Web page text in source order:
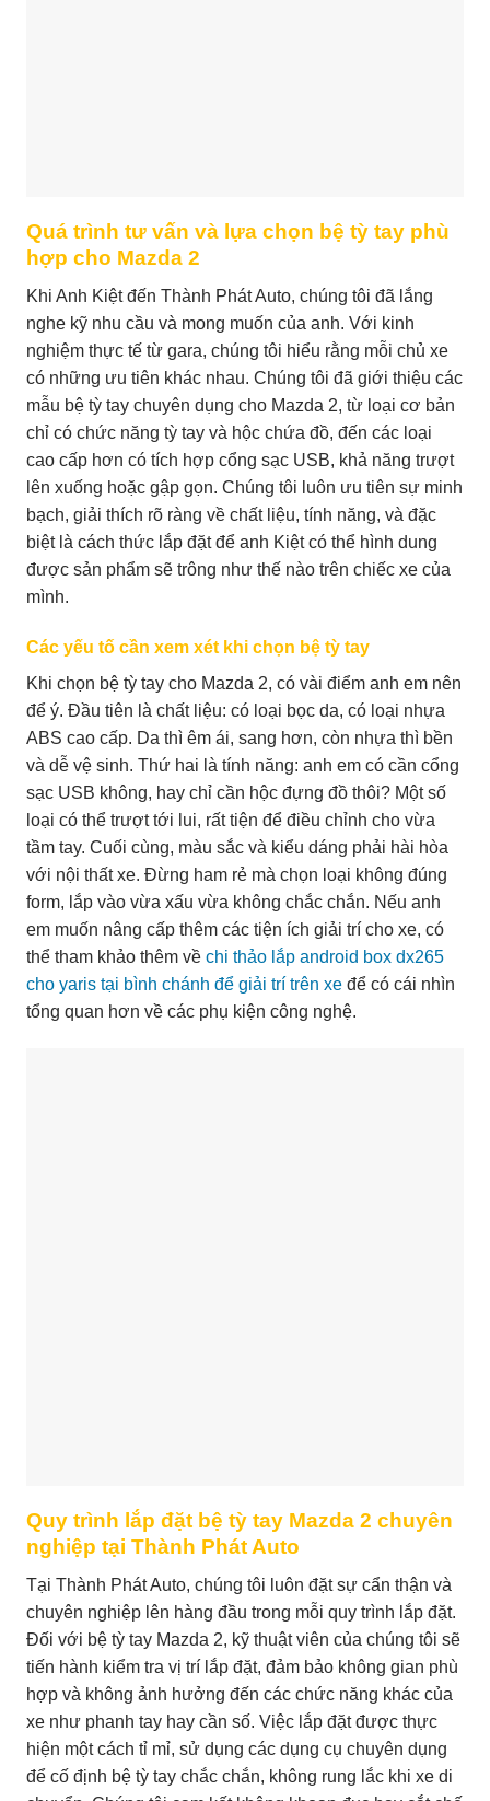
Quá trình tư vấn và lựa chọn bệ tỳ tay phù
hợp cho Mazda 2
Khi Anh Kiệt đến Thành Phát Auto, chúng tôi đã lắng
nghe kỹ nhu cầu và mong muốn của anh. Với kinh
nghiệm thực tế từ gara, chúng tôi hiểu rằng mỗi chủ xe
có những ưu tiên khác nhau. Chúng tôi đã giới thiệu các
mẫu bệ tỳ tay chuyên dụng cho Mazda 2, từ loại cơ bản
chỉ có chức năng tỳ tay và hộc chứa đồ, đến các loại
cao cấp hơn có tích hợp cổng sạc USB, khả năng trượt
lên xuống hoặc gập gọn. Chúng tôi luôn ưu tiên sự minh
bạch, giải thích rõ ràng về chất liệu, tính năng, và đặc
biệt là cách thức lắp đặt để anh Kiệt có thể hình dung
được sản phẩm sẽ trông như thế nào trên chiếc xe của
mình.
Các yếu tố cần xem xét khi chọn bệ tỳ tay
Khi chọn bệ tỳ tay cho Mazda 2, có vài điểm anh em nên
để ý. Đầu tiên là chất liệu: có loại bọc da, có loại nhựa
ABS cao cấp. Da thì êm ái, sang hơn, còn nhựa thì bền
và dễ vệ sinh. Thứ hai là tính năng: anh em có cần cổng
sạc USB không, hay chỉ cần hộc đựng đồ thôi? Một số
loại có thể trượt tới lui, rất tiện để điều chỉnh cho vừa
tầm tay. Cuối cùng, màu sắc và kiểu dáng phải hài hòa
với nội thất xe. Đừng ham rẻ mà chọn loại không đúng
form, lắp vào vừa xấu vừa không chắc chắn. Nếu anh
em muốn nâng cấp thêm các tiện ích giải trí cho xe, có
thể tham khảo thêm về chi thảo lắp android box dx265
cho yaris tại bình chánh để giải trí trên xe để có cái nhìn
tổng quan hơn về các phụ kiện công nghệ.
Quy trình lắp đặt bệ tỳ tay Mazda 2 chuyên
nghiệp tại Thành Phát Auto
Tại Thành Phát Auto, chúng tôi luôn đặt sự cẩn thận và
chuyên nghiệp lên hàng đầu trong mỗi quy trình lắp đặt.
Đối với bệ tỳ tay Mazda 2, kỹ thuật viên của chúng tôi sẽ
tiến hành kiểm tra vị trí lắp đặt, đảm bảo không gian phù
hợp và không ảnh hưởng đến các chức năng khác của
xe như phanh tay hay cần số. Việc lắp đặt được thực
hiện một cách tỉ mỉ, sử dụng các dụng cụ chuyên dụng
để cố định bệ tỳ tay chắc chắn, không rung lắc khi xe di